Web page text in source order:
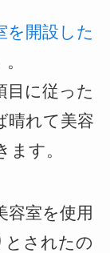
を開設した
目に従った
晴れて美容
す。
容室を使用
とされたの